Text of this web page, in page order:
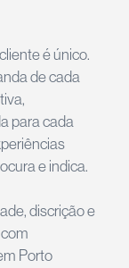
é único.
de cada
para cada
e indica.
discrição e
Porto